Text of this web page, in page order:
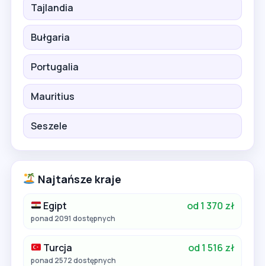
Tajlandia
Bułgaria
Portugalia
Mauritius
Seszele
Najtańsze kraje
Egipt od 1 370 zł
ponad 2091 dostępnych
Turcja od 1 516 zł
ponad 2572 dostępnych